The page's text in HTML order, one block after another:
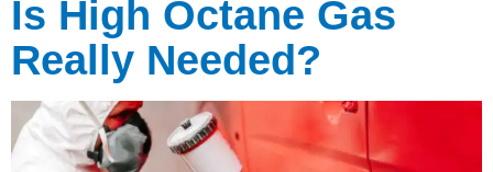
Is High Octane Gas
Really Needed?